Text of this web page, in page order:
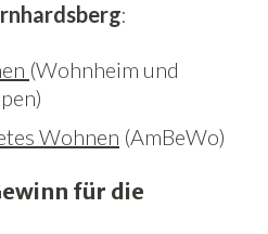
:
(Wohnheim und
Wohnen (AmBeWo)
für die